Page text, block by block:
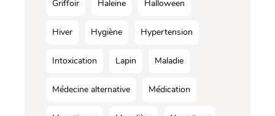
Griffoir Haleine Halloween
Hiver Hygiène Hypertension
Intoxication Lapin Maladie
Médecine alternative Médication